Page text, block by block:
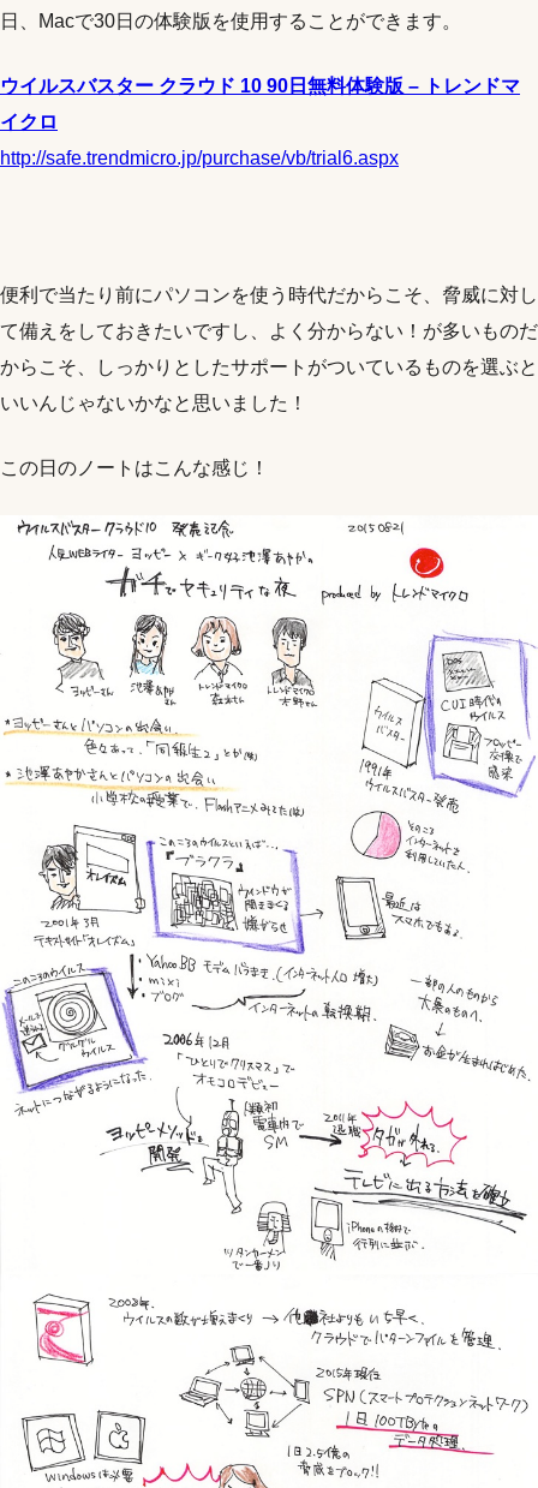
日、Macで30日の体験版を使用することができます。
ウイルスバスター クラウド 10 90日無料体験版 – トレンドマ
イクロ
http://safe.trendmicro.jp/purchase/vb/trial6.aspx
便利で当たり前にパソコンを使う時代だからこそ、脅威に対し
て備えをしておきたいですし、よく分からない！が多いものだ
からこそ、しっかりとしたサポートがついているものを選ぶと
いいんじゃないかなと思いました！
この日のノートはこんな感じ！